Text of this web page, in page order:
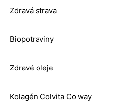
Zdravá strava
Biopotraviny
Zdravé oleje
Kolagén Colvita Colway